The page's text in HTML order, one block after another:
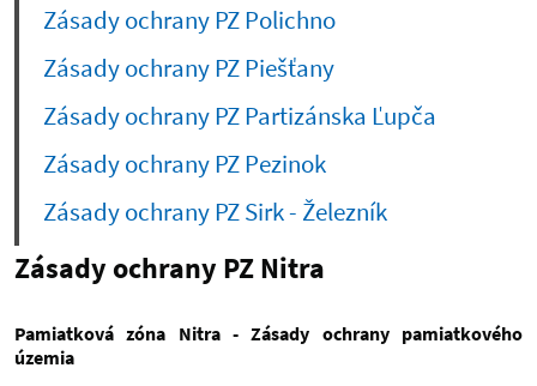
Zásady ochrany PZ Polichno
Zásady ochrany PZ Piešťany
Zásady ochrany PZ Partizánska Ľupča
Zásady ochrany PZ Pezinok
Zásady ochrany PZ Sirk - Železník
Zásady ochrany PZ Nitra
Pamiatková zóna Nitra - Zásady ochrany pamiatkového
územia